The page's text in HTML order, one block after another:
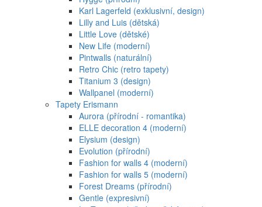
Karl Lagerfeld (exklusivní, design)
Lilly and Luis (dětská)
Little Love (dětské)
New Life (moderní)
Pintwalls (naturální)
Retro Chic (retro tapety)
Titanium 3 (design)
Wallpanel (moderní)
Tapety Erismann
Aurora (přírodní - romantika)
ELLE decoration 4 (moderní)
Elysium (design)
Evolution (přírodní)
Fashion for walls 4 (moderní)
Fashion for walls 5 (moderní)
Forest Dreams (přírodní)
Gentle (expresivní)